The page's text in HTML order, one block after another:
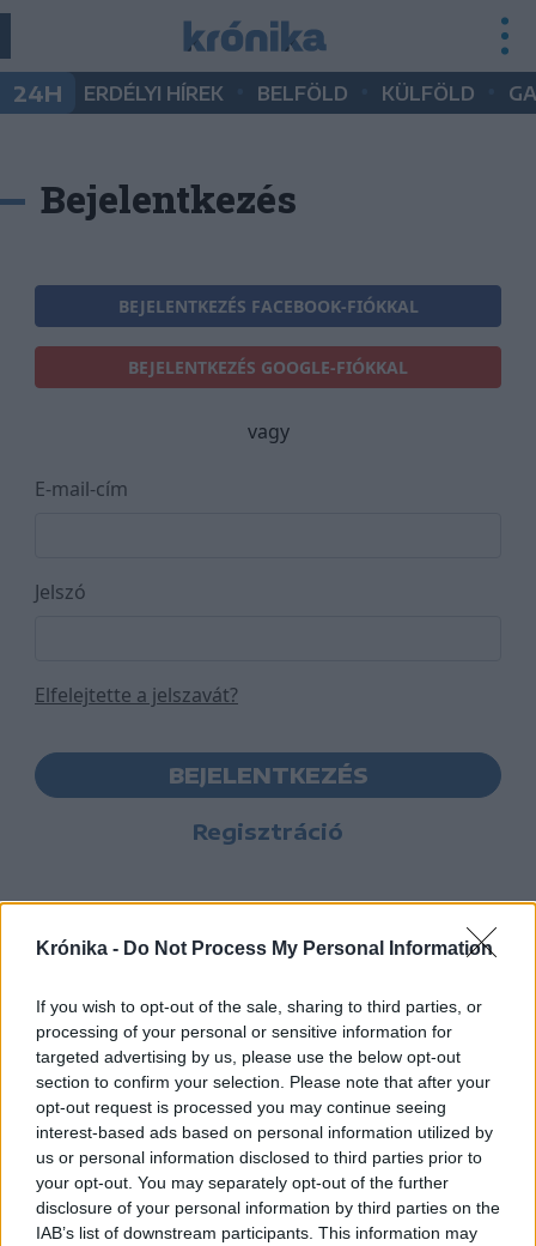
Krónika - Do Not Process My Personal Information
If you wish to opt-out of the sale, sharing to third parties, or
processing of your personal or sensitive information for
targeted advertising by us, please use the below opt-out
section to confirm your selection. Please note that after your
opt-out request is processed you may continue seeing
interest-based ads based on personal information utilized by
us or personal information disclosed to third parties prior to
your opt-out. You may separately opt-out of the further
disclosure of your personal information by third parties on the
IAB’s list of downstream participants. This information may
24H ERDÉLYI HÍREK BELFÖLD KÜLFÖLD
Bejelentkezés
BEJELENTKEZÉS FACEBOOK-FIÓKKAL
BEJELENTKEZÉS GOOGLE-FIÓKKAL
vagy
E-mail-cím
Jelszó
Elfelejtette a jelszavát?
BEJELENTKEZÉS
Regisztráció
Hasznos
Impresszum
Szerzői jogok